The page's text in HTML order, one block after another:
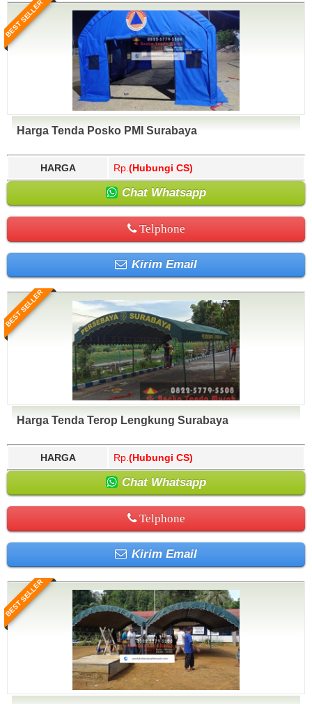
BEST SELLER
Harga Tenda Posko PMI Surabaya
HARGA Rp. (Hubungi CS)
Chat Whatsapp
Telphone
Kirim Email
BEST SELLER
Harga Tenda Terop Lengkung Surabaya
HARGA Rp. (Hubungi CS)
Chat Whatsapp
Telphone
Kirim Email
BEST SELLER